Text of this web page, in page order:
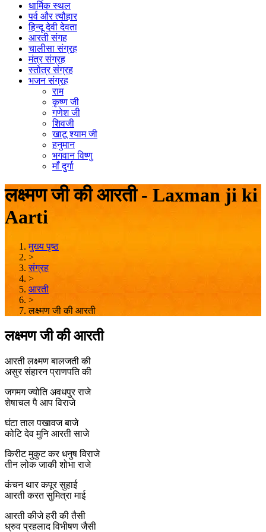
धार्मिक स्थल
पर्व और त्यौहार
हिन्दू देवी देवता
आरती संगह
चालीसा संग्रह
मंत्र संग्रह
स्तोत्र संग्रह
भजन संग्रह
राम
कृष्ण जी
गणेश जी
शिवजी
खाटू श्याम जी
हनुमान
भगवान विष्णु
माँ दुर्गा
लक्ष्मण जी की आरती - Laxman ji ki
Aarti
मुख्य पृष्ठ
>
संग्रह
>
आरती
>
लक्ष्मण जी की आरती
लक्ष्मण जी की आरती
आरती लक्ष्मण बालजती की
असुर संहारन प्राणपति की
जगमग ज्योति अवधपुर राजे
शेषाचल पै आप विराजे
घंटा ताल पखावज बाजे
कोटि देव मुनि आरती साजे
किरीट मुकुट कर धनुष विराजे
तीन लोक जाकी शोभा राजे
कंचन थार कपूर सुहाई
आरती करत सुमित्रा माई
आरती कीजे हरी की तैसी
ध्रुव प्रहलाद विभीषण जैसी